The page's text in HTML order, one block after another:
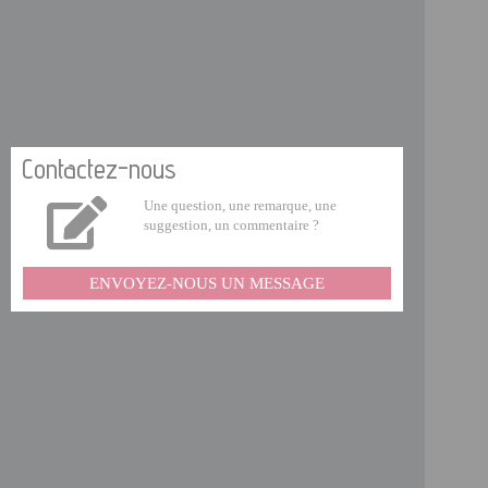
Contactez-nous
Une question, une remarque, une
suggestion, un commentaire ?
ENVOYEZ-NOUS UN MESSAGE